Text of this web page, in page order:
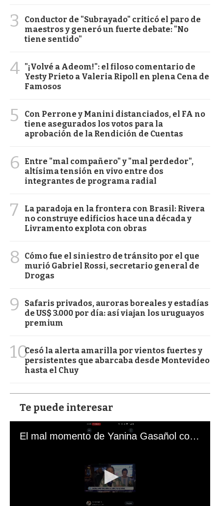
3
Conductor de "Subrayado" criticó el paro de
maestros y generó un fuerte debate: "No
tiene sentido"
4 "¡Volvé a Adeom!": el filoso comentario de
Yesty Prieto a Valeria Ripoll en plena Cena de
Famosos
5
Con Perrone y Manini distanciados, el FA no
tiene asegurados los votos para la
aprobación de la Rendición de Cuentas
6
Entre "mal compañero" y "mal perdedor",
altísima tensión en vivo entre dos
integrantes de programa radial
7
La paradoja en la frontera con Brasil: Rivera
no construye edificios hace una década y
Livramento explota con obras
8
Cómo fue el siniestro de tránsito por el que
murió Gabriel Rossi, secretario general de
Drogas
9
Safaris privados, auroras boreales y estadías
de US$ 3.000 por día: así viajan los uruguayos
premium
10Cesó la alerta amarilla por vientos fuertes y
persistentes que abarcaba desde Montevideo
hasta el Chuy
Te puede interesar
El mal momento de Yanina Gasañol con un hincha argentino en "Subrayado"